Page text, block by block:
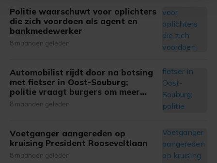
bezoek makkelijker en persoonlijker. Op
onze cookiepagina kun je ons cookiebeleid bekijken en je
Politie waarschuwt voor oplichters
die zich voordoen als agent en
bankmedewerker
8 maanden geleden
Automobilist rijdt door na botsing
met fietser in Oost-Souburg;
politie vraagt burgers om meer
informatie
8 maanden geleden
Voetganger aangereden op
kruising President Rooseveltlaan
8 maanden geleden